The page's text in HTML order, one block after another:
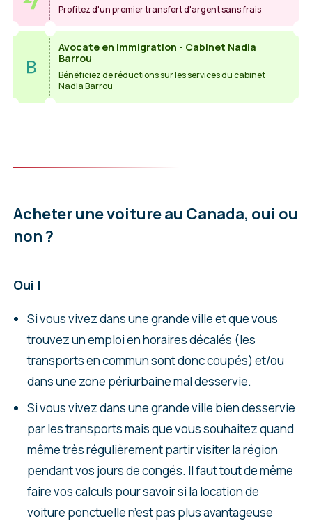
Profitez d'un premier transfert d'argent sans frais
Avocate en immigration - Cabinet Nadia
Barrou
Bénéficiez de réductions sur les services du cabinet
Nadia Barrou
Acheter une voiture au Canada, oui ou
non ?
Oui !
Si vous vivez dans une grande ville et que vous
trouvez un emploi en horaires décalés (les
transports en commun sont donc coupés) et/ou
dans une zone périurbaine mal desservie.
Si vous vivez dans une grande ville bien desservie
par les transports mais que vous souhaitez quand
même très régulièrement partir visiter la région
pendant vos jours de congés. Il faut tout de même
faire vos calculs pour savoir si la location de
voiture ponctuelle n’est pas plus avantageuse